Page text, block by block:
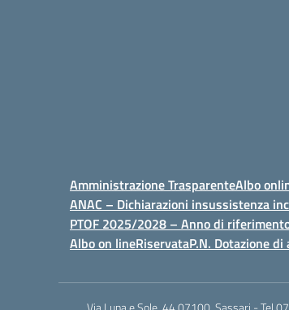
Amministrazione TrasparenteAlbo
ANAC – Dichiarazioni insussistenza
PTOF 2025/2028 – Anno di
Albo on lineRiservataP.N. Dotazione